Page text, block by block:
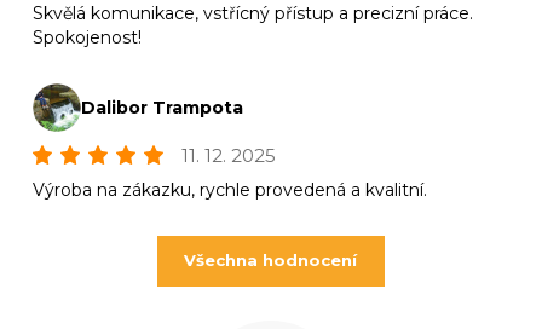
Skvělá komunikace, vstřícný přístup a precizní práce.
Spokojenost!
Dalibor Trampota
11. 12. 2025
Výroba na zákazku, rychle provedená a kvalitní.
Všechna hodnocení